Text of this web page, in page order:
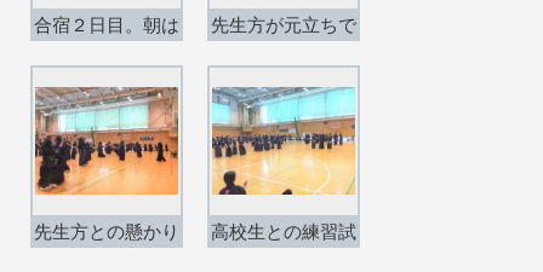
合宿２日目。朝は
グアップ。
先生方が元立ちで
先生方との懸かり
高校生との練習試